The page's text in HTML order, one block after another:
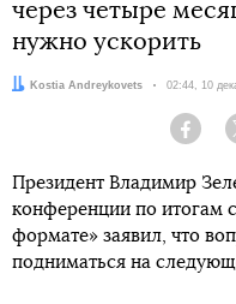
через четыре
нужно ускорить
Автор:Kostia Andreykovets Дата:
02:44, 10
Президент Владимир
конференции по итогам
формате» заявил, что
подниматься на